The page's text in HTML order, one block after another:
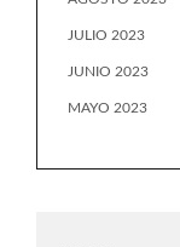
JULIO 2023
JUNIO 2023
MAYO 2023